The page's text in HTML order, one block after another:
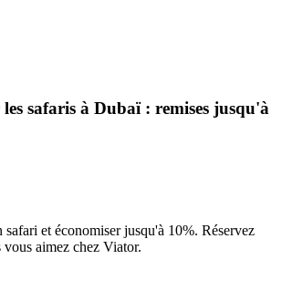
safaris à Dubaï : remises jusqu'à
et économiser jusqu'à 10%. Réservez
aimez chez Viator.